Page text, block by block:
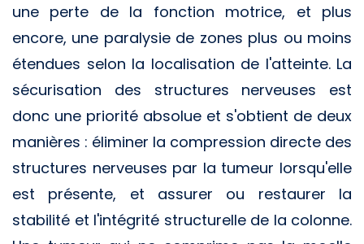
une perte de la fonction motrice, et plus
encore, une paralysie de zones plus ou moins
étendues selon la localisation de l'atteinte. La
sécurisation des structures nerveuses est
donc une priorité absolue et s'obtient de deux
manières : éliminer la compression directe des
structures nerveuses par la tumeur lorsqu'elle
est présente, et assurer ou restaurer la
stabilité et l'intégrité structurelle de la colonne.